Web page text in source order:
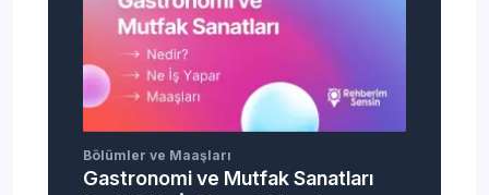
Bölümler ve Maaşları
Gastronomi ve Mutfak Sanatları